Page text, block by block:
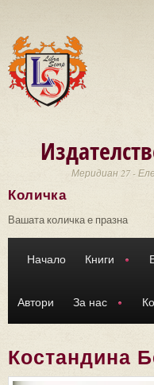
Меридиан 27 -
Количка
Вашата количка е празна
Начало Книги
Автори За нас
Костандина